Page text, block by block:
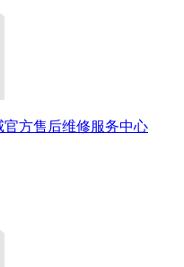
官方售后维修服务中心